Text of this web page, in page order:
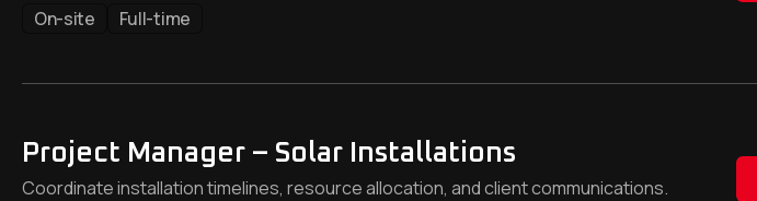
On-site
Full-time
Project Manager – Solar Installations
Coordinate installation timelines, resource allocation, and client communications.